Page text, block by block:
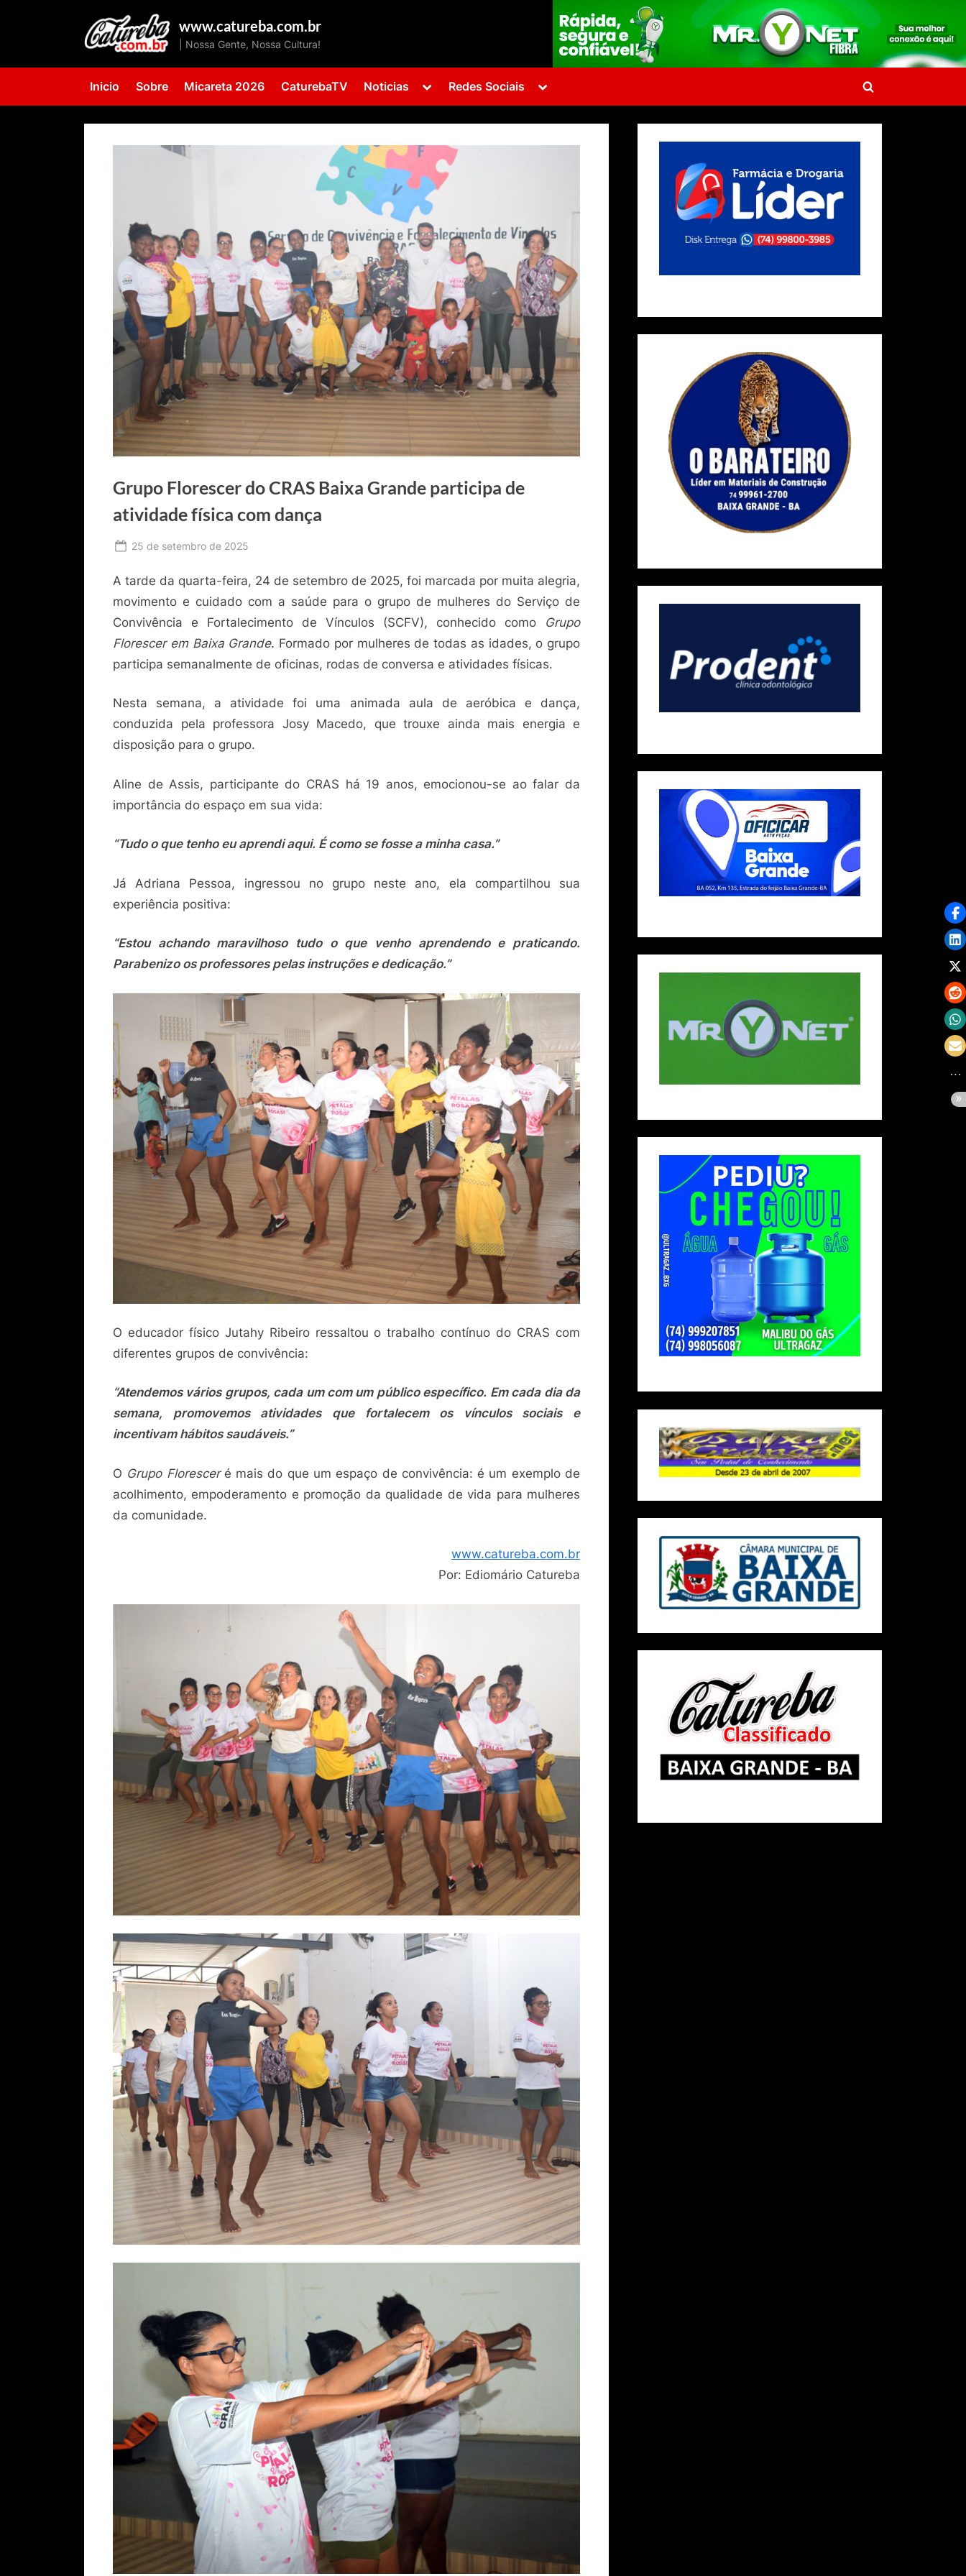
www.catureba.com.br
| Nossa Gente, Nossa Cultura!
Inicio Sobre Micareta 2026 CaturebaTV Noticias
Toggle
menu
Redes Sociais
Toggle
menu
Toggle
Grupo Florescer do CRAS Baixa Grande participa de
atividade física com dança
Posted
25 de setembro de 2025
Catureba
A tarde da quarta-feira, 24 de setembro de 2025, foi marcada por muita alegria,
movimento e cuidado com a saúde para o grupo de mulheres do Serviço de
Convivência e Fortalecimento de Vínculos (SCFV), conhecido como Grupo
Florescer em Baixa Grande. Formado por mulheres de todas as idades, o grupo
participa semanalmente de oficinas, rodas de conversa e atividades físicas.
Nesta semana, a atividade foi uma animada aula de aeróbica e dança,
conduzida pela professora Josy Macedo, que trouxe ainda mais energia e
disposição para o grupo.
Aline de Assis, participante do CRAS há 19 anos, emocionou-se ao falar da
importância do espaço em sua vida:
“Tudo o que tenho eu aprendi aqui. É como se fosse a minha casa.”
Já Adriana Pessoa, ingressou no grupo neste ano, ela compartilhou sua
experiência positiva:
“Estou achando maravilhoso tudo o que venho aprendendo e praticando.
Parabenizo os professores pelas instruções e dedicação.”
O educador físico Jutahy Ribeiro ressaltou o trabalho contínuo do CRAS com
diferentes grupos de convivência:
“Atendemos vários grupos, cada um com um público específico. Em cada dia da
semana, promovemos atividades que fortalecem os vínculos sociais e
incentivam hábitos saudáveis.”
O Grupo Floresceré mais do que um espaço de convivência: é um exemplo de
acolhimento, empoderamento e promoção da qualidade de vida para mulheres
da comunidade.
www.catureba.com.br
Por: Ediomário Catureba